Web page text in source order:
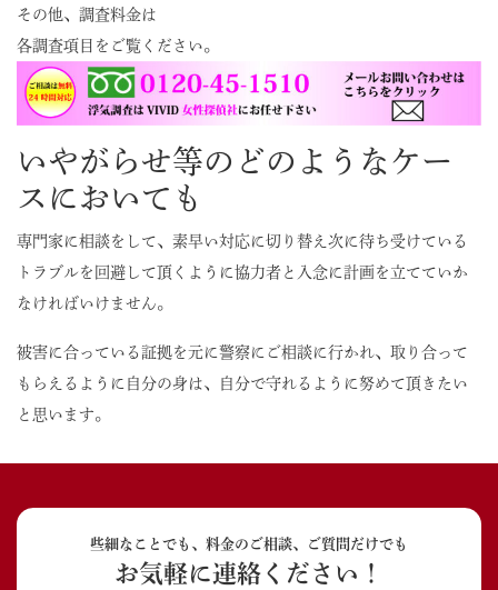
その他、調査料金は
各調査項目をご覧ください。
いやがらせ等のどのようなケー
スにおいても
専門家に相談をして、素早い対応に切り替え次に待ち受けている
トラブルを回避して頂くように協力者と入念に計画を立てていか
なければいけません。
被害に合っている証拠を元に警察にご相談に行かれ、取り合って
もらえるように自分の身は、自分で守れるように努めて頂きたい
と思います。
些細なことでも、料金のご相談、ご質問だけでも
お気軽に連絡ください！